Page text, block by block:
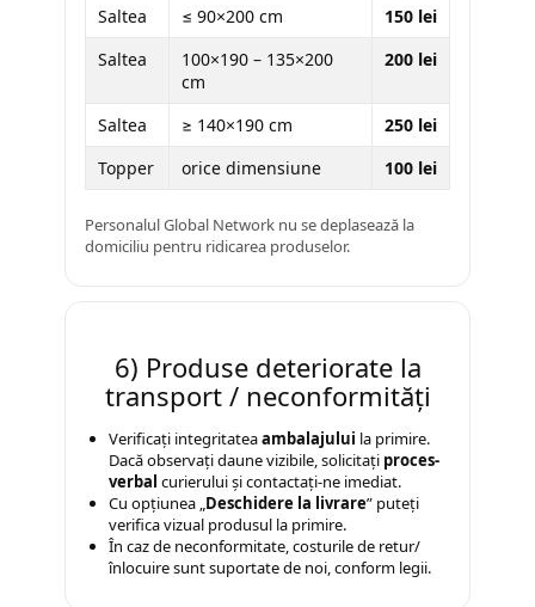
Saltea
≤ 90×200 cm
150 lei
Saltea
100×190 – 135×200
cm
200 lei
Saltea ≥ 140×190 cm
250 lei
Topper
orice dimensiune 100 lei
Personalul Global Network nu se deplasează la
domiciliu pentru ridicarea produselor.
6) Produse deteriorate la
transport / neconformități
Verificați integritateaambalajului la primire.
Dacă observați daune vizibile, solicitați proces-
verbal curierului și contactați-ne imediat.
Cu opțiunea „Deschidere la livrare” puteți
verifica vizual produsul la primire.
În caz de neconformitate, costurile de retur/
înlocuire sunt suportate de noi, conform legii.